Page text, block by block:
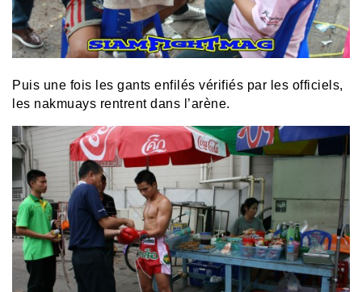
Puis une fois les gants enfilés vérifiés par les officiels,
les nakmuays rentrent dans l’arène.